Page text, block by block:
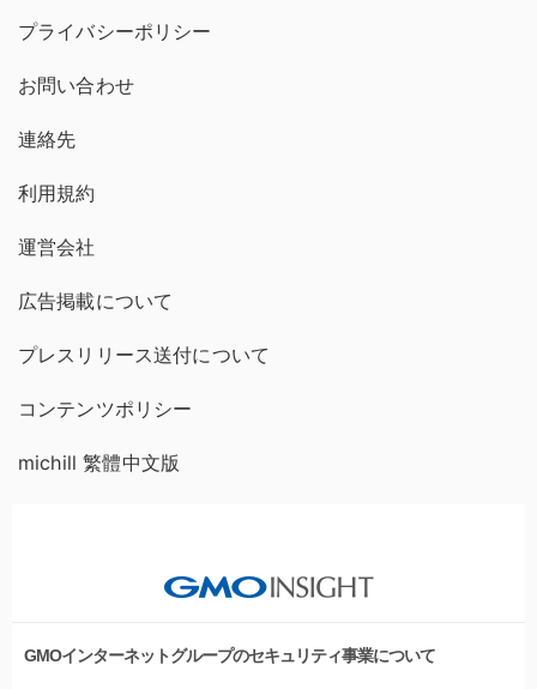
プライバシーポリシー
お問い合わせ
連絡先
利用規約
運営会社
広告掲載について
プレスリリース送付について
コンテンツポリシー
michill 繁體中文版
GMOインターネットグループのセキュリティ事業について